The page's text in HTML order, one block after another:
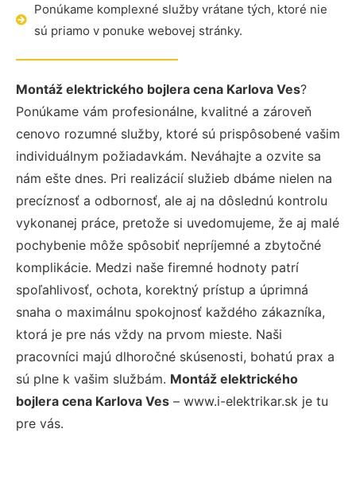
Ponúkame komplexné služby vrátane tých, ktoré nie
sú priamo v ponuke webovej stránky.
Montáž elektrického bojlera cena Karlova Ves?
Ponúkame vám profesionálne, kvalitné a zároveň
cenovo rozumné služby, ktoré sú prispôsobené vašim
individuálnym požiadavkám. Neváhajte a ozvite sa
nám ešte dnes. Pri realizácií služieb dbáme nielen na
precíznosť a odbornosť, ale aj na dôslednú kontrolu
vykonanej práce, pretože si uvedomujeme, že aj malé
pochybenie môže spôsobiť nepríjemné a zbytočné
komplikácie. Medzi naše firemné hodnoty patrí
spoľahlivosť, ochota, korektný prístup a úprimná
snaha o maximálnu spokojnosť každého zákazníka,
ktorá je pre nás vždy na prvom mieste. Naši
pracovníci majú dlhoročné skúsenosti, bohatú prax a
sú plne k vašim službám. Montáž elektrického
bojlera cena Karlova Ves – www.i-elektrikar.sk je tu
pre vás.